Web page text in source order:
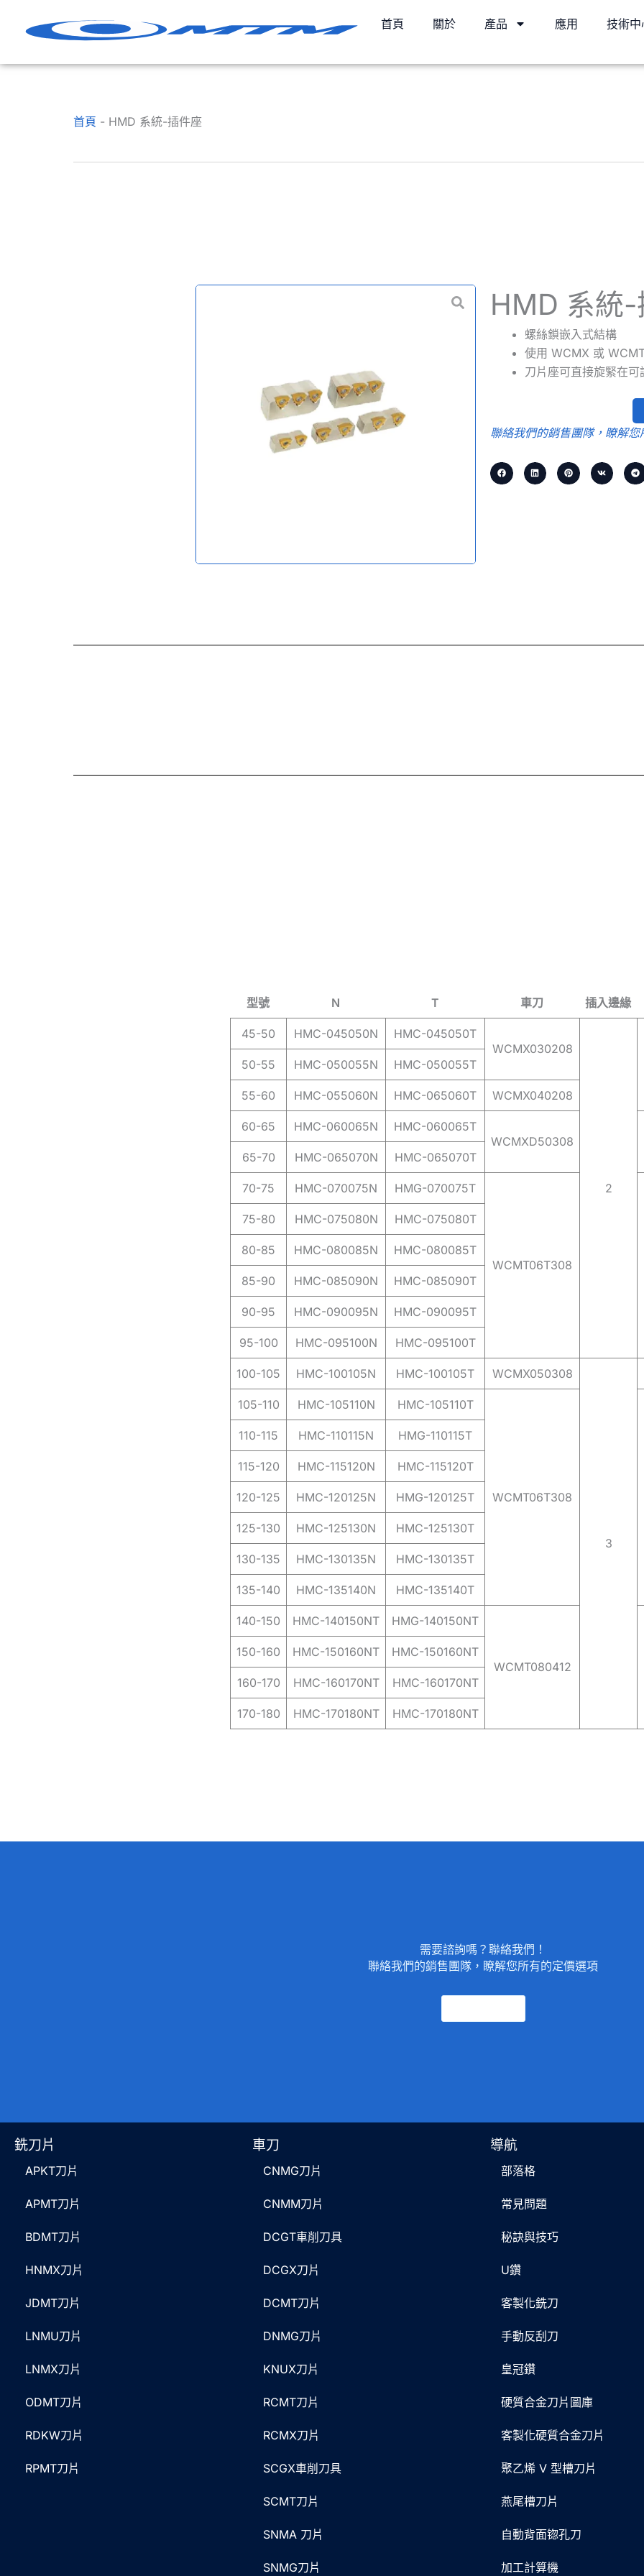
容
首頁 關於 產品 應用 技術中
首頁 - HMD 系統-插件座
HMD 系統-
螺絲鎖嵌入式結構
使用 WCMX 或
刀片座可直接旋緊在可
聯絡我們的銷售團隊，瞭解您
型號 N T 車刀 插入邊緣
45-50 HMC-045050N
HMC-045050T
WCMX030208
2
50-55 HMC-050055N HMC-050055T
55-60 HMC-055060N HMC-065060T WCMX040208
60-65 HMC-060065N
HMC-060065T
WCMXD50308
65-70
HMC-065070N HMC-065070T
70-75 HMC-070075N HMG-070075T
WCMT06T308
75-80 HMC-075080N HMC-075080T
80-85 HMC-080085N HMC-080085T
85-90 HMC-085090N HMC-085090T
90-95 HMC-090095N HMC-090095T
95-100 HMC-095100N HMC-095100T
100-105 HMC-100105N HMC-100105T WCMX050308
3
105-110 HMC-105110N HMC-105110T
WCMT06T308
110-115 HMC-110115N HMG-110115T
115-120 HMC-115120N HMC-115120T
120-125 HMC-120125N HMG-120125T
125-130 HMC-125130N HMC-125130T
130-135 HMC-130135N HMC-130135T
135-140 HMC-135140N HMC-135140T
140-150 HMC-140150NT HMG-140150NT
WCMT080412
150-160 HMC-150160NT HMC-150160NT
160-170 HMC-160170NT HMC-160170NT
170-180 HMC-170180NT HMC-170180NT
需要諮詢嗎？聯絡我們！
聯絡我們的銷售團隊，瞭解您所有的定價選項
導航
部落格
常見問題
秘訣與技巧
U鑽
客製化銑刀
手動反刮刀
皇冠鑽
硬質合金刀片圖庫
客製化硬質合金刀片
聚乙烯 V 型槽刀片
燕尾槽刀片
自動背面锪孔刀
加工計算機
車刀
CNMG刀片
CNMM刀片
DCGT車削刀具
DCGX刀片
DCMT刀片
DNMG刀片
KNUX刀片
RCMT刀片
RCMX刀片
SCGX車削刀具
SCMT刀片
SNMA 刀片
SNMG刀片
銑刀片
APKT刀片
APMT刀片
BDMT刀片
HNMX刀片
JDMT刀片
LNMU刀片
LNMX刀片
ODMT刀片
RDKW刀片
RPMT刀片